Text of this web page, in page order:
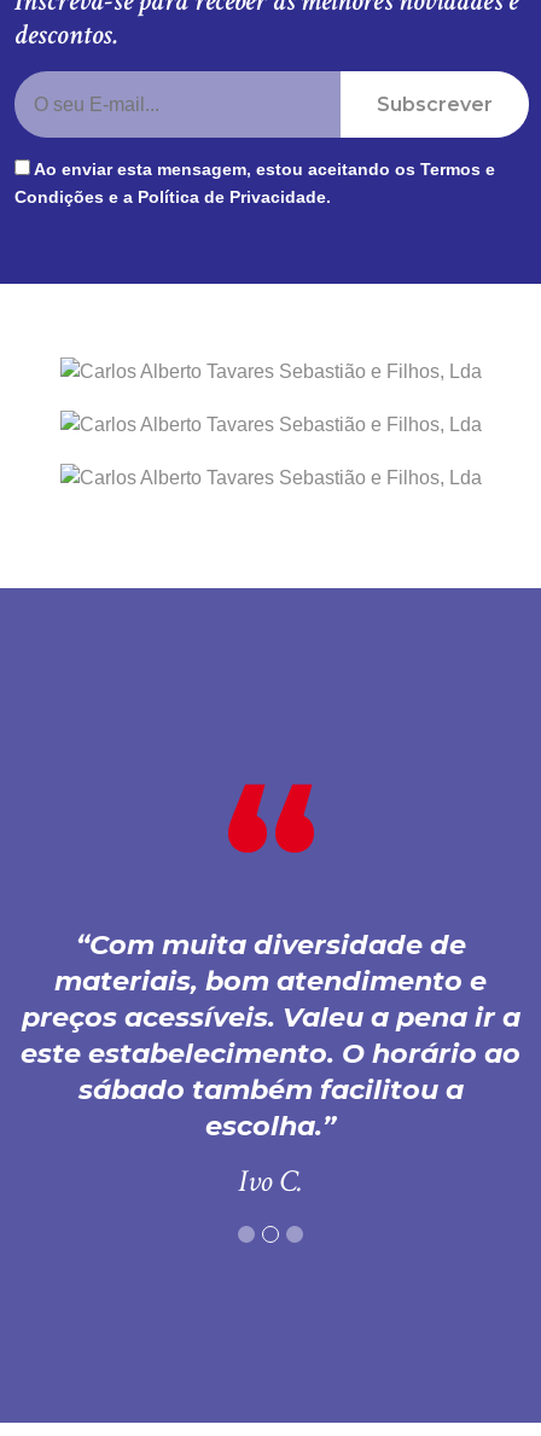
descontos.
Subscrever
Ao enviar esta mensagem, estou aceitando os Termos e
Condições e a Política de Privacidade.
Com muita diversidade de
materiais, bom atendimento e
preços acessíveis. Valeu a pena ir a
este estabelecimento. O horário ao
sábado também facilitou a
escolha.
Ivo C.